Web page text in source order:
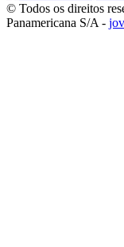
© Todos os direitos
Panamericana S/A -